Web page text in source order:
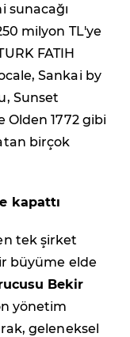
sunacağı
milyon TL'ye
FATIH
Sankai by
Sunset
Olden 1772 gibi
birçok
kapattı
tek şirket
büyüme elde
Bekir
yönetim
geleneksel